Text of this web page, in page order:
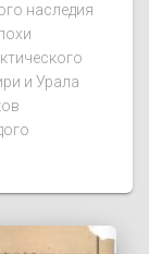
наследия
и Урала